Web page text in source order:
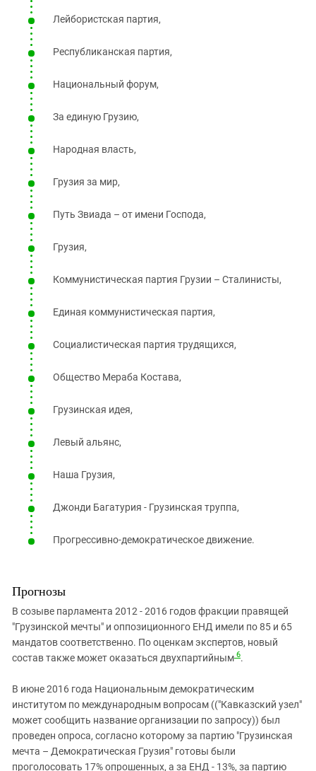
Лейбористская партия,
Республиканская партия,
Национальный форум,
За единую Грузию,
Народная власть,
Грузия за мир,
Путь Звиада – от имени Господа,
Грузия,
Коммунистическая партия Грузии – Сталинисты,
Единая коммунистическая партия,
Социалистическая партия трудящихся,
Общество Мераба Костава,
Грузинская идея,
Левый альянс,
Наша Грузия,
Джонди Багатурия - Грузинская труппа,
Прогрессивно-демократическое движение.
Прогнозы
В созыве парламента 2012 - 2016 годов фракции правящей
"Грузинской мечты" и оппозиционного ЕНД имели по 85 и 65
мандатов соответственно. По оценкам экспертов, новый
состав также может оказаться двухпартийным 6.
В июне 2016 года Национальным демократическим
институтом по международным вопросам (("Кавказский узел"
может сообщить название организации по запросу)) был
проведен опроса, согласно которому за партию "Грузинская
мечта – Демократическая Грузия" готовы были
проголосовать 17% опрошенных, а за ЕНД - 13%, за партию